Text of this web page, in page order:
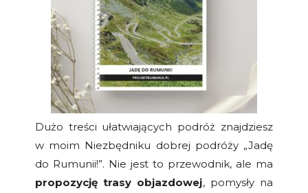
Dużo treści ułatwiających podróż znajdziesz
w moim Niezbędniku dobrej podróży „Jadę
do Rumunii!”. Nie jest to przewodnik, ale ma
propozycję trasy objazdowej, pomysły na